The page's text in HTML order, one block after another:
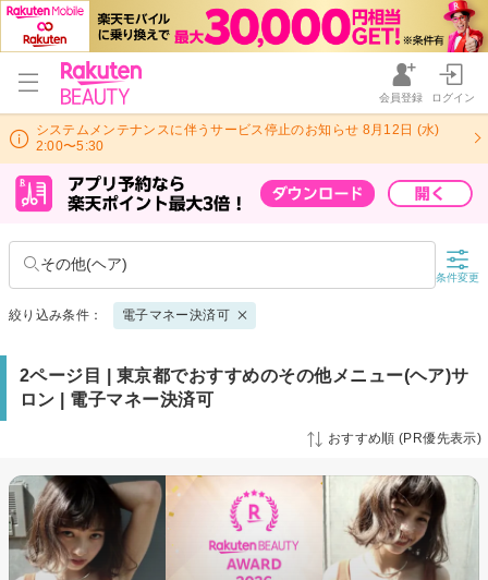
会員登録 ログイン
システムメンテナンスに伴うサービス停止のお知らせ 8月12日 (水)
2:00〜5:30
その他(ヘア)
条件変更
絞り込み条件： 電子マネー決済可
2ページ目 | 東京都でおすすめのその他メニュー(ヘア)サ
ロン | 電子マネー決済可
おすすめ順 (PR優先表示)